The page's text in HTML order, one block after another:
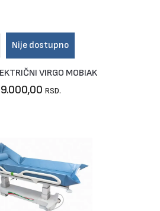
Nije dostupno
VIRGO MOBIAK
RSD.